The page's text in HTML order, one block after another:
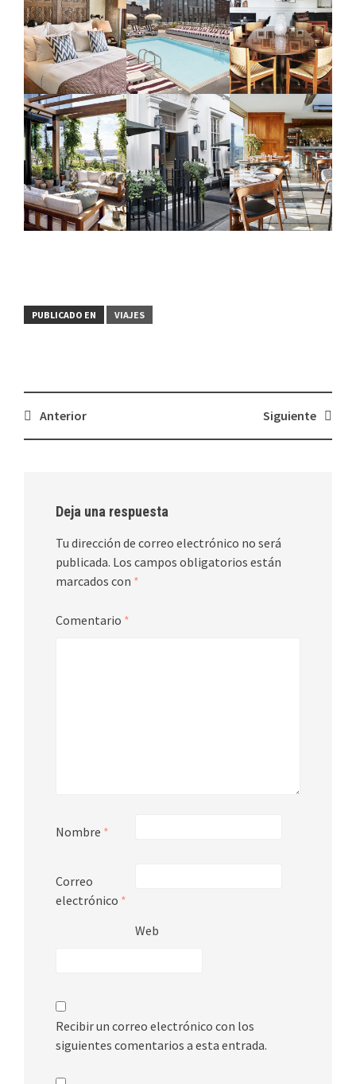
PUBLICADO EN VIAJES
Navegación
de
Anterior Siguiente
Deja una respuesta
Tu dirección de correo electrónico no será
publicada. Los campos obligatorios están
marcados con *
Comentario *
Nombre *
Correo
electrónico *
Web
Recibir un correo electrónico con los
siguientes comentarios a esta entrada.